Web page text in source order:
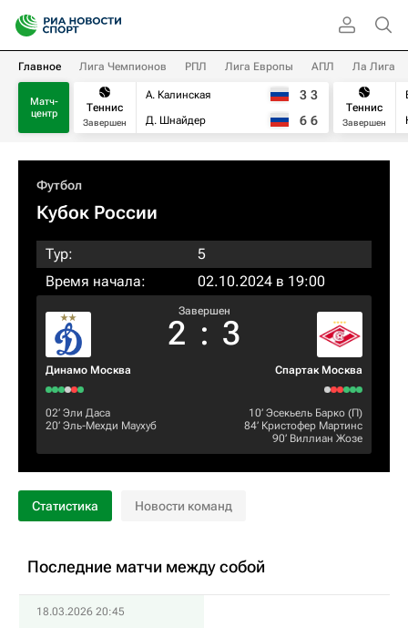
Главное Лига Чемпионов РПЛ Лига Европы АПЛ Ла Лига
Матч-
центр
Теннис
Завершен
А. Калинская
Д. Шнайдер
3 3
6 6
Теннис
Завершен
Футбол
Кубок России
Тур:
5
Время начала:
02.10.2024 в 19:00
Динамо Москва
Завершен
2 : 3
Спартак Москва
02‎’‎ Эли Даса
20‎’‎ Эль-Мехди Маухуб
10‎’‎ Эсекьель Барко (П)
84‎’‎ Кристофер Мартинс
90‎’‎ Виллиан Жозе
Статистика Новости команд
Последние матчи между собой
18.03.2026 20:45